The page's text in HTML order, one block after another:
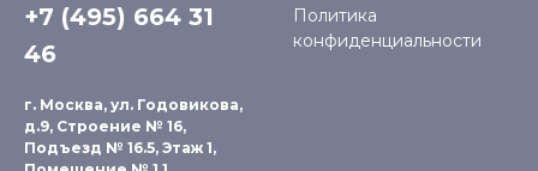
+7 (495) 664 31
46
г. Москва, ул. Годовикова,
д.9, Строение № 16,
Подъезд № 16.5, Этаж 1,
Политика
конфиденциальности